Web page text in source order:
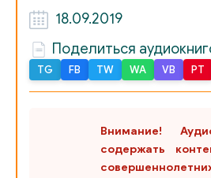
18.09.2019
Поделиться
TG FB TW WA VB PT
Внимание!
содержать